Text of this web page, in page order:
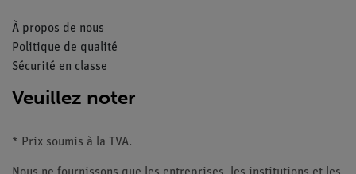
À propos de nous
Politique de qualité
Sécurité en classe
Veuillez noter
* Prix soumis à la TVA.